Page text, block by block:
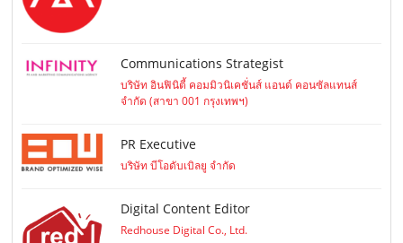
Communications Strategist
บริษัท อินฟินิตี้ คอมมิวนิเคชั่นส์ แอนด์ คอนซัลแทนส์
จำกัด (สาขา 001 กรุงเทพฯ)
PR Executive
บริษัท บีโอดับเบิลยู จำกัด
Digital Content Editor
Redhouse Digital Co., Ltd.